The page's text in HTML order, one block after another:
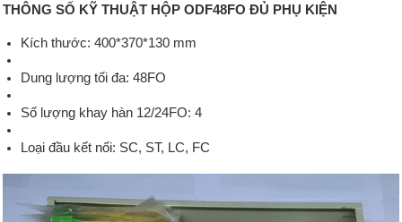
THÔNG SỐ KỸ THUẬT HỘP ODF48FO ĐỦ PHỤ KIỆN
Kích thước: 400*370*130 mm
Dung lượng tối đa: 48FO
Số lượng khay hàn 12/24FO: 4
Loại đầu kết nối: SC, ST, LC, FC